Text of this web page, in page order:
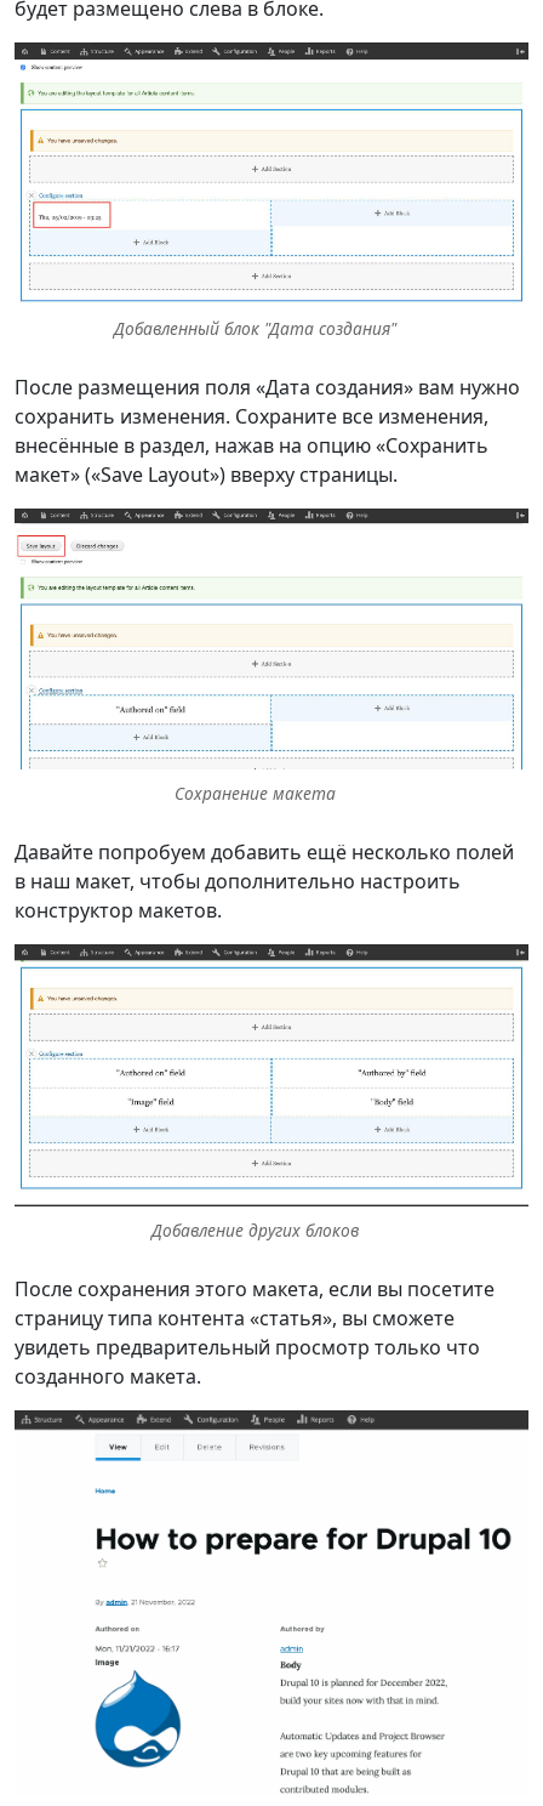
будет размещено слева в блоке.
Добавленный блок "Дата создания"
После размещения поля «Дата создания» вам нужно
сохранить изменения. Сохраните все изменения,
внесённые в раздел, нажав на опцию «Сохранить
макет» («Save Layout») вверху страницы.
Сохранение макета
Давайте попробуем добавить ещё несколько полей
в наш макет, чтобы дополнительно настроить
конструктор макетов.
Добавление других блоков
После сохранения этого макета, если вы посетите
страницу типа контента «статья», вы сможете
увидеть предварительный просмотр только что
созданного макета.